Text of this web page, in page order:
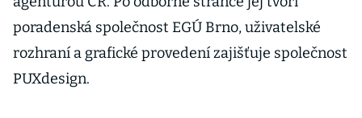
poradenská společnost EGÚ Brno, uživatelské
rozhraní a grafické provedení zajišťuje společnost
PUXdesign.